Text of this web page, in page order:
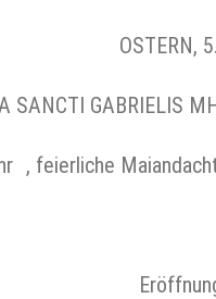
OSTERN,
SANCTI GABRIELIS
, feierliche